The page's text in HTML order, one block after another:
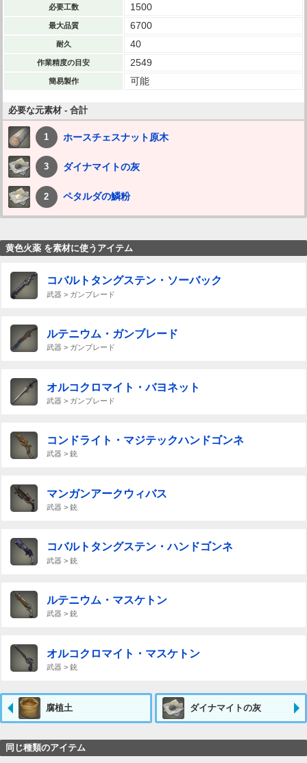
必要工数 1500
最大品質 6700
耐久 40
作業精度の目安 2549
簡易製作 可能
必要な元素材 - 合計
1 ホースチェスナット原木
3 ダイナマイトの灰
2 ペタルダの鱗粉
黄色火薬 を素材に使うアイテム
コバルトタングステン・ソーバック
武器 > ガンブレード
ルテニウム・ガンブレード
武器 > ガンブレード
オルコクロマイト・バヨネット
武器 > ガンブレード
コンドライト・マジテックハンドゴンネ
武器 > 銃
マンガンアークウィバス
武器 > 銃
コバルトタングステン・ハンドゴンネ
武器 > 銃
ルテニウム・マスケトン
武器 > 銃
オルコクロマイト・マスケトン
武器 > 銃
腐植土 ダイナマイトの灰
同じ種類のアイテム